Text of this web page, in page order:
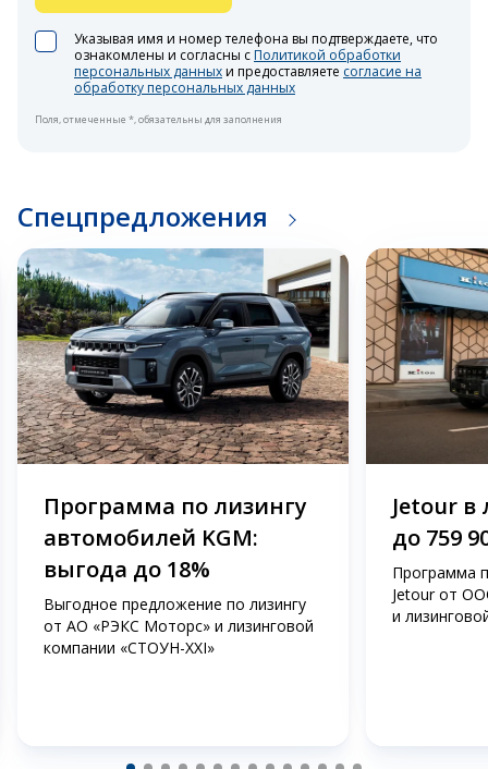
Указывая имя и номер телефона вы подтверждаете, что
ознакомлены и согласны с Политикой обработки
персональных данныхи предоставляете согласие на
обработку персональных данных
Поля, отмеченные *, обязательны для заполнения
Спецпредложения
Программа по лизингу
автомобилей KGM:
выгода до 18%
Выгодное предложение по лизингу
от АО «РЭКС Моторс» и лизинговой
компании «СТОУН-ХХI»
Jetour в
до 759
Программа
Jetour от
и